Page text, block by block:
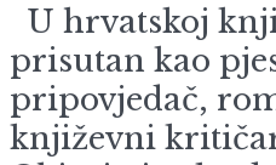
U hrvatskoj
prisutan kao
pripovjedač,
književni